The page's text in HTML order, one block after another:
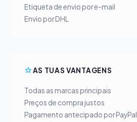
Etiqueta de envio por e-mail
Envio por DHL
AS TUAS VANTAGENS
Todas as marcas principais
Preços de compra justos
Pagamento antecipado por PayPal